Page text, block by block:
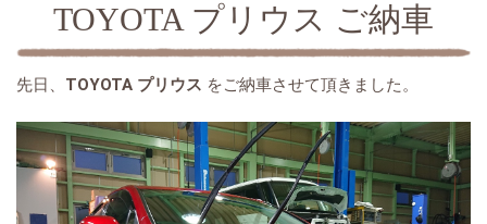
TOYOTA プリウス ご納車
先日、 TOYOTA プリウス をご納車させて頂きました。